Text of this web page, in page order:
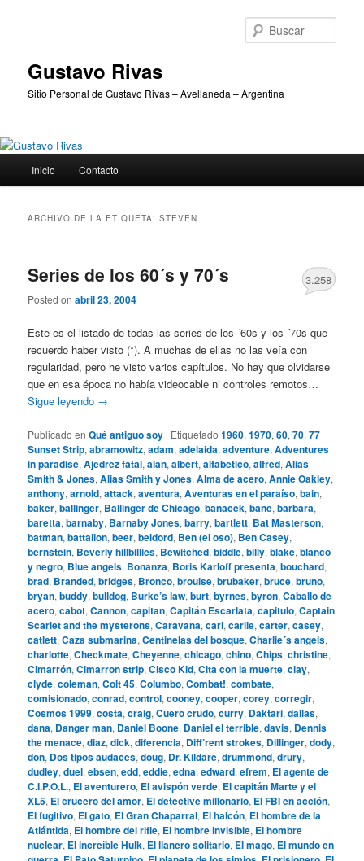
Gustavo Rivas
Sitio Personal de Gustavo Rivas – Avellaneda – Argentina
principal
Inicio Contacto
ARCHIVO DE LA ETIQUETA:STEVEN
Series de los 60´s y 70´s
Posted onabril 23, 2004
3.258
Este es el listado de todas las series de los ´60s y los ´70s que
recuerdo haber visto (*). A muchas de ellas no las veía con
regularidad, pero he visto varios capítulos. No hay que olvidarse
que en esa época no había videocable ni controles remotos…
Sigue leyendo →
Publicado en Qué antiguo soy | Etiquetado 1960,1970,60,70,77
Sunset Strip,abramowitz,adam,adelaida,adventure,Adventures
in paradise,Ajedrez fatal,alan,albert,alfabetico,alfred,Alias
Smith & Jones,Alias Smith y Jones,Alma de acero,Annie Oakley,
anthony,arnold,attack,aventura,Aventuras en el paraíso,bain,
baker,ballinger, Ballinger de Chicago,banacek,bane,barbara,
baretta,barnaby, Barnaby Jones,barry,bartlett, Bat Masterson,
batman,battalion,beer,beldord, Ben (el oso), Ben Casey,
bernstein, Beverly hillbillies, Bewitched,biddle,billy,blake,blanco
y negro, Blue angels, Bonanza, Boris Karloff presenta,bouchard,
brad, Branded,bridges, Bronco,brouise,brubaker,bruce,bruno,
bryan,buddy,bulldog, Burke’s law,burt,byrnes,byron,Caballo de
acero,cabot,Cannon,capitan,Capitán Escarlata,capitulo,Captain
Scarlet and the mysterons,Caravana,carl,carlie,carter,casey,
catlett,Caza submarina,Centinelas del bosque,Charlie´s angels,
charlotte,Checkmate,Cheyenne,chicago,chino,Chips,christine,
Cimarrón,Cimarron strip,Cisco Kid,Cita con la muerte,clay,
clyde,coleman,Colt 45,Columbo,Combat!,combate,
comisionado,conrad,control,cooney,cooper,corey,corregir,
Cosmos 1999,costa,craig,Cuero crudo,curry, Daktari,dallas,
dana, Danger man, Daniel Boone, Daniel el terrible,davis, Dennis
the menace,diaz,dick,diferencia, Diff’rent strokes, Dillinger,dody,
don, Dos tipos audaces,doug, Dr. Kildare,drummond,drury,
dudley,duel,ebsen,edd,eddie,edna,edward,efrem, El agente de
C.I.P.O.L., El aventurero, El avispón verde, El capitán Marte y el
XL5, El crucero del amor, El detective millonario, El FBI en acción,
El fugitivo, El gato, El Gran Chaparral, El halcón, El hombre de la
Atlántida, El hombre del rifle, El hombre invisible, El hombre
nuclear, El increíble Hulk, El llanero solitario, El mago, El mundo en